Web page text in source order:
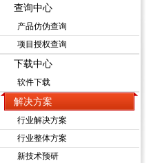
查询中心
产品仿伪查询
项目授权查询
下载中心
软件下载
解决方案
行业解决方案
行业整体方案
新技术预研